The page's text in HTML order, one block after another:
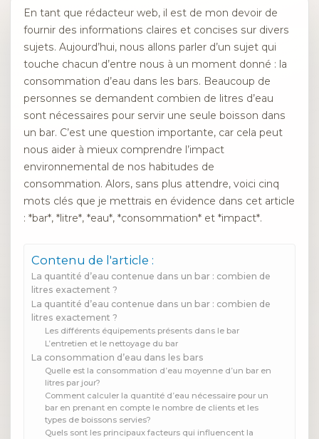
En tant que rédacteur web, il est de mon devoir de
fournir des informations claires et concises sur divers
sujets. Aujourd’hui, nous allons parler d’un sujet qui
touche chacun d’entre nous à un moment donné : la
consommation d’eau dans les bars. Beaucoup de
personnes se demandent combien de litres d’eau
sont nécessaires pour servir une seule boisson dans
un bar. C’est une question importante, car cela peut
nous aider à mieux comprendre l’impact
environnemental de nos habitudes de
consommation. Alors, sans plus attendre, voici cinq
mots clés que je mettrais en évidence dans cet article
: *bar*, *litre*, *eau*, *consommation* et *impact*.
Contenu de l'article :
La quantité d’eau contenue dans un bar : combien de
litres exactement ?
La quantité d’eau contenue dans un bar : combien de
litres exactement ?
Les différents équipements présents dans le bar
L’entretien et le nettoyage du bar
La consommation d’eau dans les bars
Quelle est la consommation d’eau moyenne d’un bar en
litres par jour?
Comment calculer la quantité d’eau nécessaire pour un
bar en prenant en compte le nombre de clients et les
types de boissons servies?
Quels sont les principaux facteurs qui influencent la